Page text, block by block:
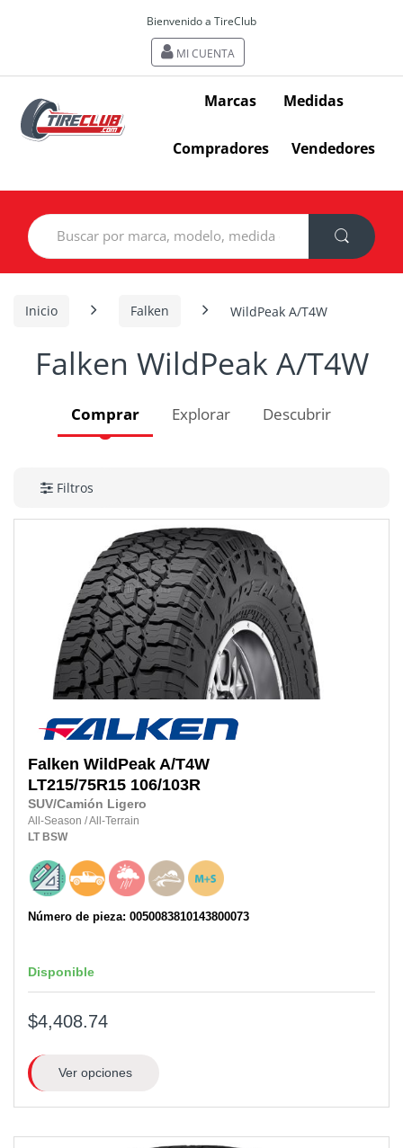
Bienvenido a TireClub
MI CUENTA
Marcas Medidas
Compradores Vendedores
Search
for:
Inicio Falken WildPeak A/T4W
Falken WildPeak A/T4W
Comprar Explorar Descubrir
Filtros
Falken WildPeak A/T4W
LT215/75R15 106/103R
SUV/Camión Ligero
All-Season /All-Terrain
LT BSW
Número de pieza: 0050083810143800073
Disponible
$4,408.74
Ver opciones